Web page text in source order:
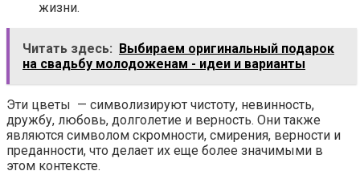
жизни.
Читать здесь:
Выбираем оригинальный подарок
на свадьбу молодоженам - идеи и варианты
Эти цветы — символизируют чистоту, невинность,
дружбу, любовь, долголетие и верность. Они также
являются символом скромности, смирения, верности и
преданности, что делает их еще более значимыми в
этом контексте.